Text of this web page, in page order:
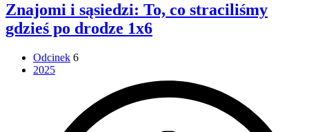
Znajomi i sąsiedzi: To, co straciliśmy
gdzieś po drodze 1x6
Odcinek 6
2025